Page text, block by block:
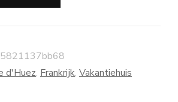
d'Huez, Frankrijk, Vakantiehuis